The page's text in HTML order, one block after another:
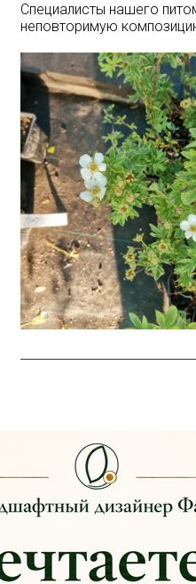
Специалисты нашего
неповторимую